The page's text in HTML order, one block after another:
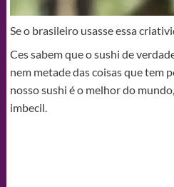
Se o brasileiro usasse essa
Ces sabem que o sushi de
nem metade das coisas que tem
nosso sushi é o melhor do
imbecil.